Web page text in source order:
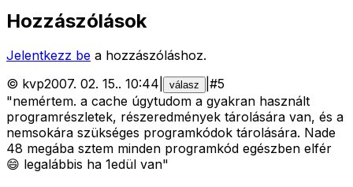
Hozzászólások
Jelentkezz be a hozzászóláshoz.
© kvp2007. 02. 15.. 10:44 válasz #5
"nemértem. a cache úgytudom a gyakran használt
programrészletek, részeredmények tárolására van, és a
nemsokára szükséges programkódok tárolására. Nade
48 megába sztem minden programkód egészben elfér
😄 legalábbis ha 1edül van"